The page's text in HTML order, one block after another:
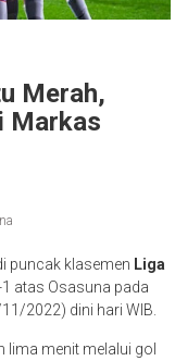
Merah,
Markas
puncak klasemen Liga
atas Osasuna pada
2022) dini hari WIB.
lima menit melalui gol